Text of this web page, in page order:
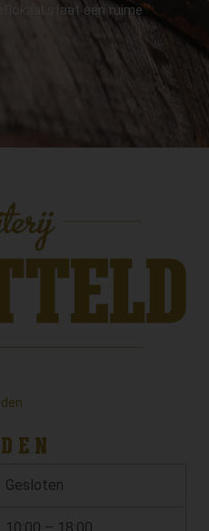
staat een ruime
Gesloten